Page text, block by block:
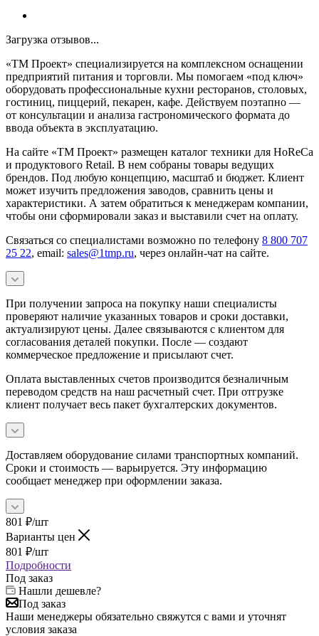
Загрузка отзывов...
«ТМ Проект» специализируется на комплексном оснащении
предприятий питания и торговли. Мы помогаем «под ключ»
оборудовать профессиональные кухни ресторанов, столовых,
гостиниц, пиццерий, пекарен, кафе. Действуем поэтапно —
от консультации и анализа гастрономического формата до
ввода объекта в эксплуатацию.
На сайте «ТМ Проект» размещен каталог техники для HoReCa
и продуктового Retail. В нем собраны товары ведущих
брендов. Под любую концепцию, масштаб и бюджет. Клиент
может изучить предложения заводов, сравнить цены и
характеристики. А затем обратиться к менеджерам компании,
чтобы они сформировали заказ и выставили счет на оплату.
Связаться со специалистами возможно по телефону 8 800 707
25 22, email: sales@1tmp.ru, через онлайн-чат на сайте.
При получении запроса на покупку наши специалисты
проверяют наличие указанных товаров и сроки доставки,
актуализируют цены. Далее связываются с клиентом для
согласования деталей покупки. После — создают
коммерческое предложение и присылают счет.
Оплата выставленных счетов производится безналичным
переводом средств на наш расчетный счет. При отгрузке
клиент получает весь пакет бухгалтерских документов.
Доставляем оборудование силами транспортных компаний.
Сроки и стоимость — варьируется. Эту информацию
сообщает менеджер при оформлении заказа.
801 ₽/шт
Варианты цен
801 ₽/шт
Подробности
Под заказ
Нашли дешевле?
Под заказ
Наши менеджеры обязательно свяжутся с вами и уточнят
условия заказа